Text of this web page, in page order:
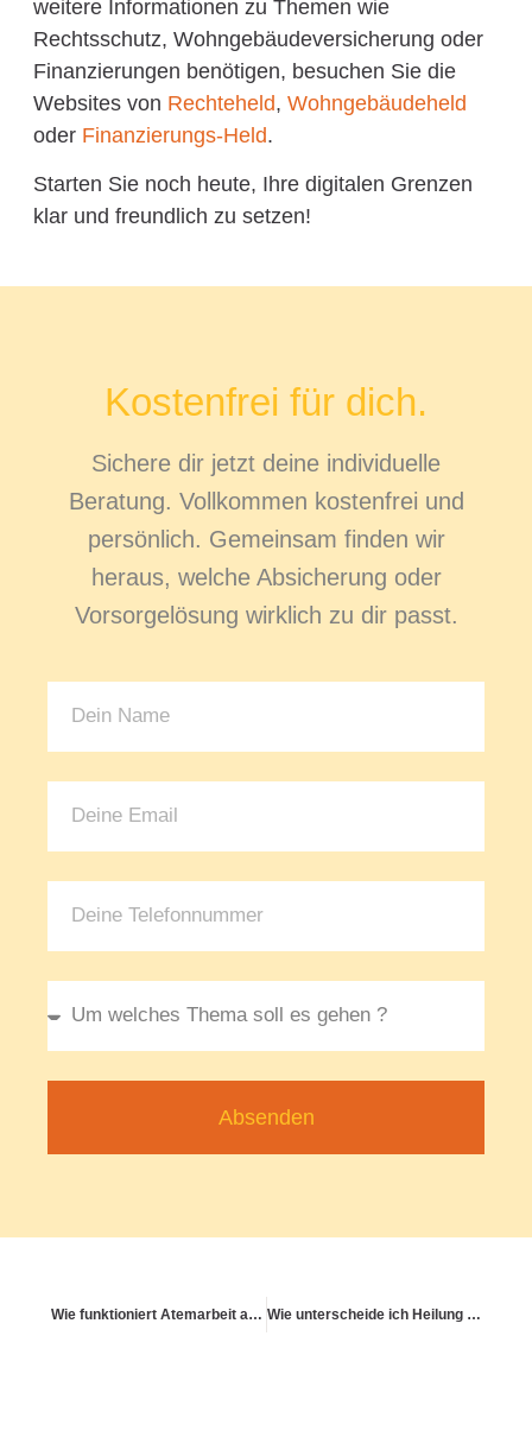
weitere Informationen zu Themen wie
Rechtsschutz, Wohngebäudeversicherung oder
Finanzierungen benötigen, besuchen Sie die
Websites von Rechteheld, Wohngebäudeheld
oder Finanzierungs-Held.
Starten Sie noch heute, Ihre digitalen Grenzen
klar und freundlich zu setzen!
Kostenfrei für dich.
Sichere dir jetzt deine individuelle
Beratung. Vollkommen kostenfrei und
persönlich. Gemeinsam finden wir
heraus, welche Absicherung oder
Vorsorgelösung wirklich zu dir passt.
Absenden
Wie funktioniert Atemarbeit als Brücke zwischen Körper & Seele? Wie unterscheide ich Heilung von Optimierung?